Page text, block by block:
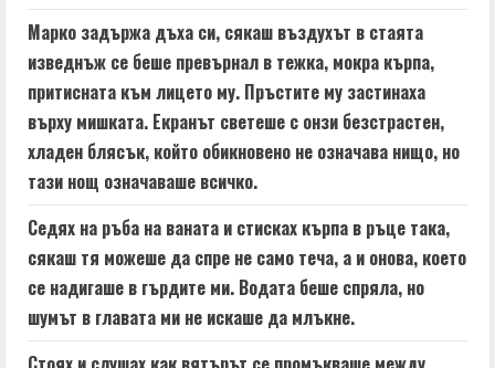
Марко задържа дъха си, сякаш въздухът в стаята
изведнъж се беше превърнал в тежка, мокра кърпа,
притисната към лицето му. Пръстите му застинаха
върху мишката. Екранът светеше с онзи безстрастен,
хладен блясък, който обикновено не означава нищо, но
тази нощ означаваше всичко.
Седях на ръба на ваната и стисках кърпа в ръце така,
сякаш тя можеше да спре не само теча, а и онова, което
се надигаше в гърдите ми. Водата беше спряла, но
шумът в главата ми не искаше да млъкне.